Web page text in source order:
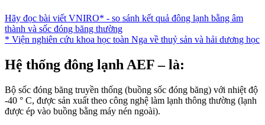
Hãy đọc bài viết VNIRO* - so sánh kết quả đông lạnh bằng âm
thành và sốc đóng băng thường
* Viện nghiên cứu khoa học toàn Nga về thuỷ sản và hải dương học
Hệ thống đông lạnh AEF – là:
Bộ sốc đóng băng truyền thống (buồng sốc đóng băng) với nhiệt độ
-40 ° C, được sản xuất theo công nghệ làm lạnh thông thường (lạnh
được ép vào buồng bằng máy nén ngoài).